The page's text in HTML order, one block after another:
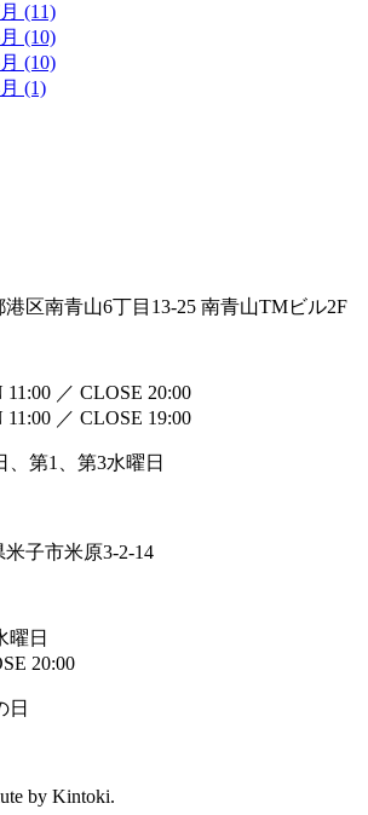
(11)
(10)
(10)
(1)
区南青山6丁目13-25 南青山TMビル2F
／ CLOSE 20:00
／ CLOSE 19:00
第1、第3水曜日
子市米原3-2-14
曜日
20:00
日
by Kintoki.